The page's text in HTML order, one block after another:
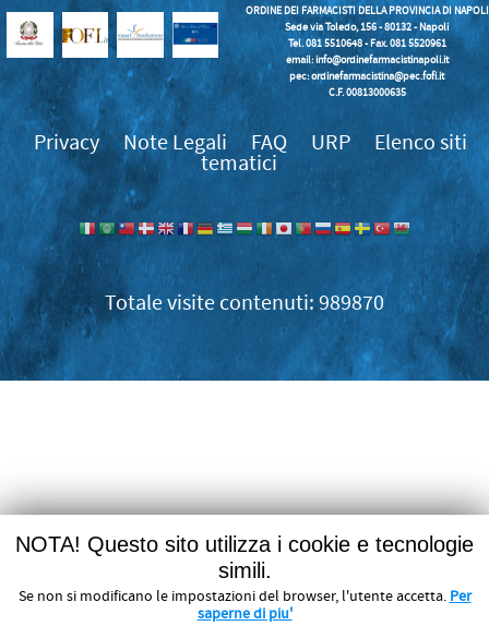
ORDINE DEI FARMACISTI DELLA PROVINCIA DI NAPOLI
Sede via Toledo, 156 - 80132 - Napoli
Tel. 081 5510648 - Fax. 081 5520961
email:info@ordinefarmacistinapoli.it
pec: ordinefarmacistina@pec.fofi.it
C.F. 00813000635
Privacy Note Legali FAQ URP
Elenco siti
tematici
989870
NOTA! Questo sito utilizza i cookie e tecnologie
simili.
Se non si modificano le impostazioni del browser, l'utente accetta. Per
saperne di piu'